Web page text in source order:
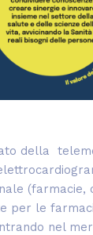
della
(farmacie,
per le
nel